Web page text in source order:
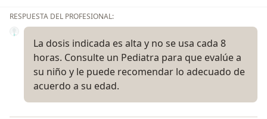
RESPUESTA DEL PROFESIONAL:
La dosis indicada es alta y no se usa cada 8
horas. Consulte un Pediatra para que evalúe a
su niño y le puede recomendar lo adecuado de
acuerdo a su edad.